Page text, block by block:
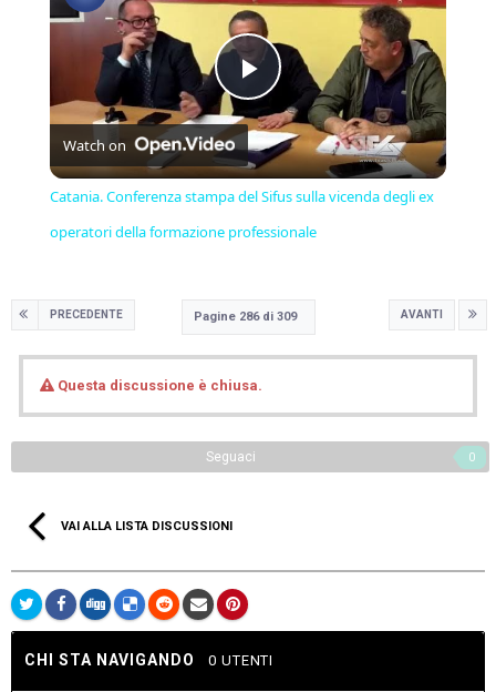
Play
Video
Watch on
Catania. Conferenza stampa del Sifus sulla vicenda degli ex
operatori della formazione professionale
PRECEDENTE AVANTI
Pagine 286 di 309
Questa discussione è chiusa.
Seguaci 0
VAI ALLA LISTA DISCUSSIONI
CHI STA NAVIGANDO 0 UTENTI